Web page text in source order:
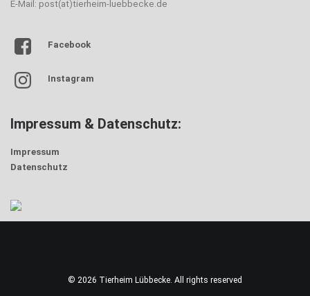
E-Mail: post(at)tierheim-luebbecke.de
Facebook
Instagram
Impressum & Datenschutz:
Impressum
Datenschutz
© 2026 Tierheim Lübbecke. All rights reserved